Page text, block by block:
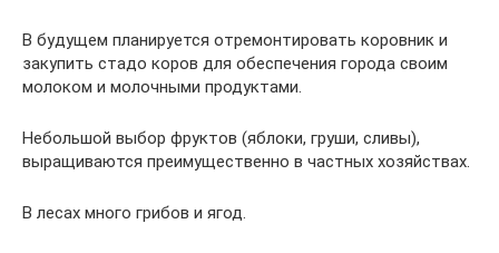
В будущем планируется отремонтировать коровник и
закупить стадо коров для обеспечения города своим
молоком и молочными продуктами.
Небольшой выбор фруктов (яблоки, груши, сливы),
выращиваются преимущественно в частных хозяйствах.
В лесах много грибов и ягод.